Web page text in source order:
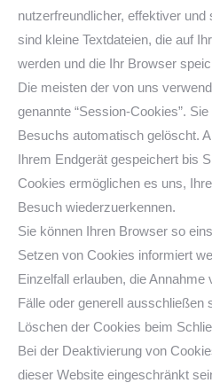
nutzerfreundlicher, effektiver
sind kleine Textdateien, die auf
werden und die Ihr Browser
Die meisten der von uns
genannte “Session-Cookies”.
Besuchs automatisch gelöscht.
Ihrem Endgerät gespeichert bis
Cookies ermöglichen es uns,
Besuch wiederzuerkennen.
Sie können Ihren Browser so
Setzen von Cookies informiert
Einzelfall erlauben, die
Fälle oder generell ausschließen
Löschen der Cookies beim
Bei der Deaktivierung von
dieser Website eingeschränkt